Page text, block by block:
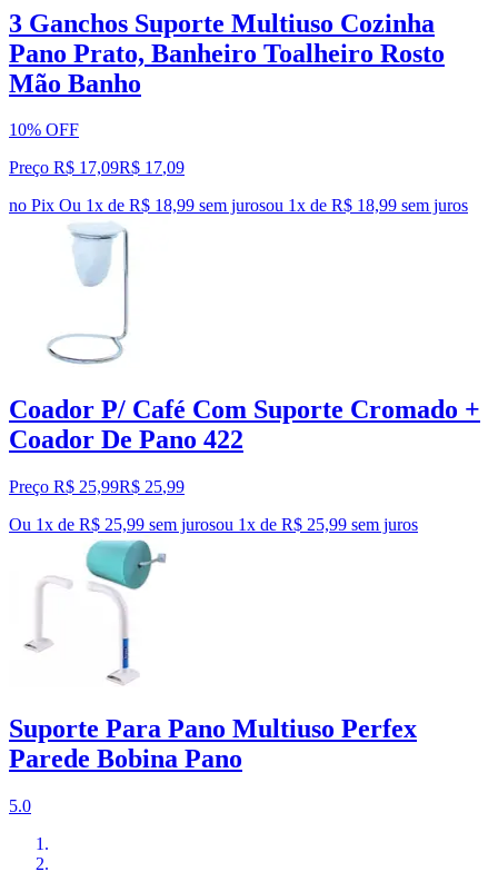
3 Ganchos Suporte Multiuso Cozinha
Pano Prato, Banheiro Toalheiro Rosto
Mão Banho
10% OFF
Preço R$ 17,09R$ 17,09
no Pix Ou 1x de R$ 18,99 sem jurosou 1x de R$ 18,99 sem juros
Coador P/ Café Com Suporte Cromado +
Coador De Pano 422
Preço R$ 25,99R$ 25,99
Ou 1x de R$ 25,99 sem jurosou 1x de R$ 25,99 sem juros
Suporte Para Pano Multiuso Perfex
Parede Bobina Pano
5.0